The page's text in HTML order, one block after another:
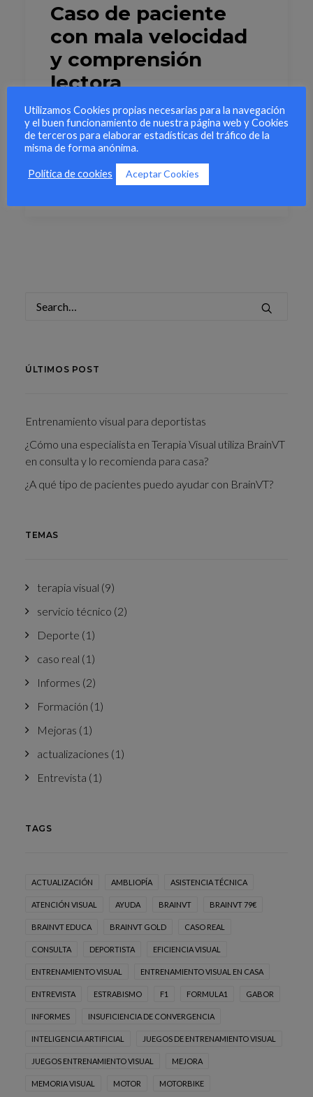
Caso de paciente
con mala velocidad
y comprensión
lectora
Caso de paciente con mala velocidad y
comprensión lectora…
by Zmoreno
ÚLTIMOS POST
Entrenamiento visual para deportistas
¿Cómo una especialista en Terapia Visual utiliza BrainVT
en consulta y lo recomienda para casa?
¿A qué tipo de pacientes puedo ayudar con BrainVT?
TEMAS
terapia visual (9)
servicio técnico (2)
Deporte (1)
caso real (1)
Informes (2)
Formación (1)
Mejoras (1)
actualizaciones (1)
Entrevista (1)
TAGS
ACTUALIZACIÓN AMBLIOPÍA ASISTENCIA TÉCNICA
ATENCIÓN VISUAL AYUDA BRAINVT BRAINVT 79€
BRAINVT EDUCA BRAINVT GOLD CASO REAL
CONSULTA DEPORTISTA EFICIENCIA VISUAL
ENTRENAMIENTO VISUAL ENTRENAMIENTO VISUAL EN CASA
ENTREVISTA ESTRABISMO F1 FORMULA1 GABOR
INFORMES INSUFICIENCIA DE CONVERGENCIA
INTELIGENCIA ARTIFICIAL JUEGOS DE ENTRENAMIENTO VISUAL
JUEGOS ENTRENAMIENTO VISUAL MEJORA
MEMORIA VISUAL MOTOR MOTORBIKE
Utilizamos Cookies propias necesarias para la navegación
y el buen funcionamiento de nuestra página web y Cookies
de terceros para elaborar estadísticas del tráfico de la
misma de forma anónima.
Política de cookies Aceptar Cookies